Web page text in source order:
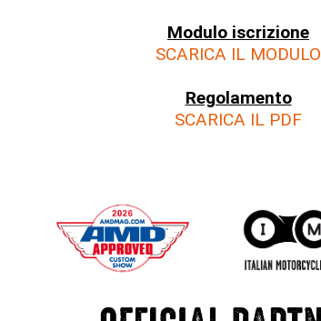
Modulo iscrizione
SCARICA IL MODULO
Regolamento
SCARICA IL PDF